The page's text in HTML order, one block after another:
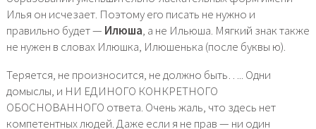
Илья он исчезает. Поэтому его писать не нужно и
правильно будет — Илюша, а не Ильюша. Мягкий знак также
не нужен в словах Илюшка, Илюшенька (после буквы ю).
Теряется, не произносится, не должно быть….. Одни
домыслы, и НИ ЕДИНОГО КОНКРЕТНОГО
ОБОСНОВАННОГО ответа. Очень жаль, что здесь нет
компетентных людей. Даже если я не прав — ни один